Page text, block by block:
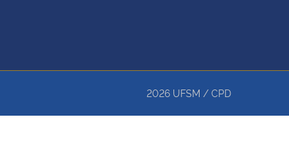
2026 UFSM / CPD